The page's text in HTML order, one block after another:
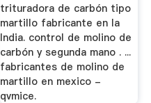
trituradora de carbón tipo
martillo fabricante en la
India. control de molino de
carbón y segunda mano . ...
fabricantes de molino de
martillo en mexico -
qvmice.